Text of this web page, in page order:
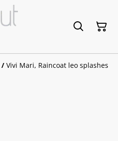
/ Vivi Mari, Raincoat leo splashes